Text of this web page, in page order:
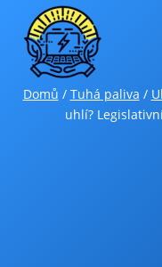
Přeskočit
obsah
Domů / Tuhá paliva /
uhlí?